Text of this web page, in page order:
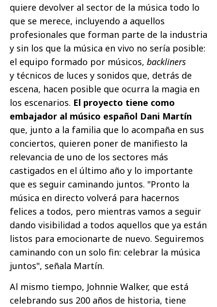
quiere devolver al sector de la música todo lo
que se merece, incluyendo a aquellos
profesionales que forman parte de la industria
y sin los que la música en vivo no sería posible:
el equipo formado por músicos, backliners
y técnicos de luces y sonidos que, detrás de
escena, hacen posible que ocurra la magia en
los escenarios. El proyecto tiene como
embajador al músico español Dani Martín
que, junto a la familia que lo acompaña en sus
conciertos, quieren poner de manifiesto la
relevancia de uno de los sectores más
castigados en el último año y lo importante
que es seguir caminando juntos. "Pronto la
música en directo volverá para hacernos
felices a todos, pero mientras vamos a seguir
dando visibilidad a todos aquellos que ya están
listos para emocionarte de nuevo. Seguiremos
caminando con un solo fin: celebrar la música
juntos", señala Martín.
Al mismo tiempo, Johnnie Walker, que está
celebrando sus 200 años de historia, tiene